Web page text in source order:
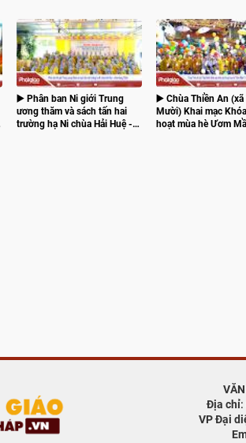
thông giai đoạn 2023 – 2026
▶️ Phân ban Ni giới Trung
ương thăm và sách tấn hai
trường hạ Ni chùa Hải Huệ -
▶️ Chùa Thiền An (xã
Mười) Khai mạc
hoạt mùa hè Ươm
Địa chỉ:
VP Đại